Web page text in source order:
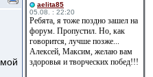
aelita85
05.08. : 22:20
Ребята, я тоже поздно зашел на
форум. Пропустил. Но, как
говорится, лучше позже...
Алексей, Максим, желаю вам
здоровья и творческих побед!!!